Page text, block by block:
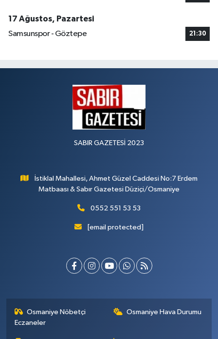
17 Ağustos, Pazartesi
Samsunspor - Göztepe
21:30
SABIR GAZETESİ 2023
İstiklal Mahallesi, Ahmet Güzel Caddesi No:7 Erdem
Matbaası & Sabır Gazetesi Düziçi/Osmaniye
0552 551 53 53
[email protected]
Osmaniye Nöbetçi
Eczaneler
Osmaniye Hava Durumu